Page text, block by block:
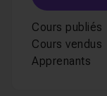
Cours publiés
Cours vendus
Apprenants